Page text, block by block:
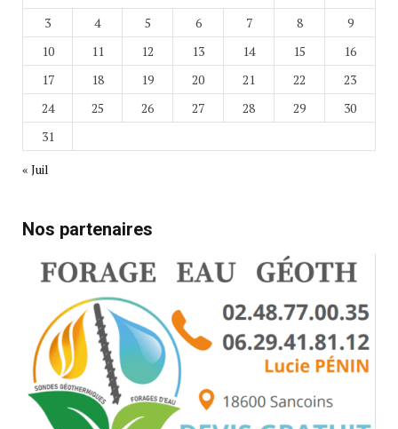
3
4 5 6 7 8
9
10
11 12 13 14 15
16
17
18 19 20 21 22
23
24
25 26 27 28 29
30
31
« Juil
Nos partenaires